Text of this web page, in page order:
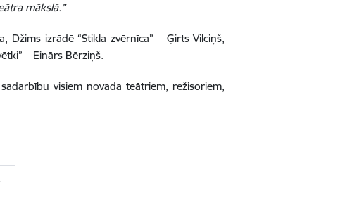
mākslā.”
izrādē “Stikla zvērnīca” – Ģirts Vilciņš,
– Einārs Bērziņš.
visiem novada teātriem, režisoriem,